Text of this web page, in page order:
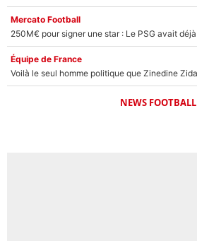
Mercato Football
Équipe de France
NEWS FOOTBALL